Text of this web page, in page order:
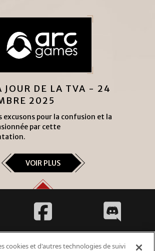
JOUR DE LA TVA - 24
2025
excusons pour la confusion et la
par cette
VOIR PLUS
cookies et d'autres technologies de suivi